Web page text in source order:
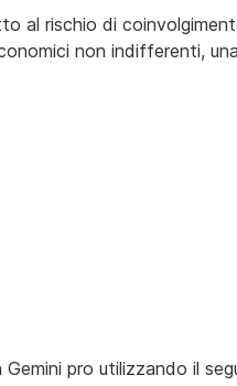
al rischio di
non indifferenti,
pro utilizzando il